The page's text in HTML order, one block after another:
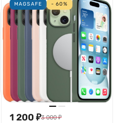
MAGSAFE - 60%
1 200 ₽3 000 ₽